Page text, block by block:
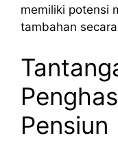
memiliki potensi
tambahan
Pensiun